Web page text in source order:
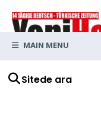
Sitede ara
MAIN MENU